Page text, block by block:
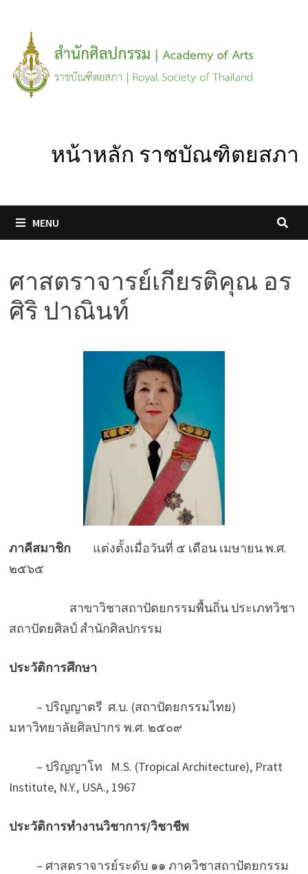
content
หน้าหลัก ราชบัณฑิตยสภา
MENU
ศาสตราจารย์เกียรติคุณ อร
ศิริ ปาณินท์
ภาคีสมาชิก
แต่งตั้งเมื่อวันที่ ๕ เดือน เมษายน พ.ศ.
๒๕๖๕
สาขาวิชาสถาปัตยกรรมพื้นถิ่น ประเภทวิชา
สถาปัตยศิลป์ สำนักศิลปกรรม
ประวัติการศึกษา
– ปริญญาตรี ศ.บ. (สถาปัตยกรรมไทย)
มหาวิทยาลัยศิลปากร พ.ศ. ๒๕๐๙
– ปริญญาโท M.S. (Tropical Architecture), Pratt
Institute, N.Y., USA., 1967
ประวัติการทำงานวิชาการ/วิชาชีพ
– ศาสตราจารย์ระดับ ๑๑ ภาควิชาสถาปัตยกรรม